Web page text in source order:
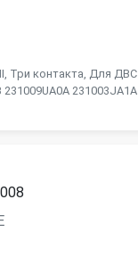
Три контакта, Для ДВС
231009UA0A 231003JA1A